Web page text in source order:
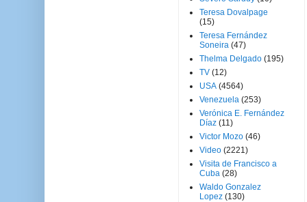
Teresa Dovalpage
(15)
Teresa Fernández
Soneira (47)
Thelma Delgado (195)
TV (12)
USA (4564)
Venezuela (253)
Verónica E. Fernández
Díaz (11)
Victor Mozo (46)
Video (2221)
Visita de Francisco a
Cuba (28)
Waldo Gonzalez
Lopez (130)